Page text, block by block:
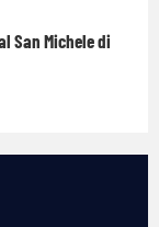
San Michele di